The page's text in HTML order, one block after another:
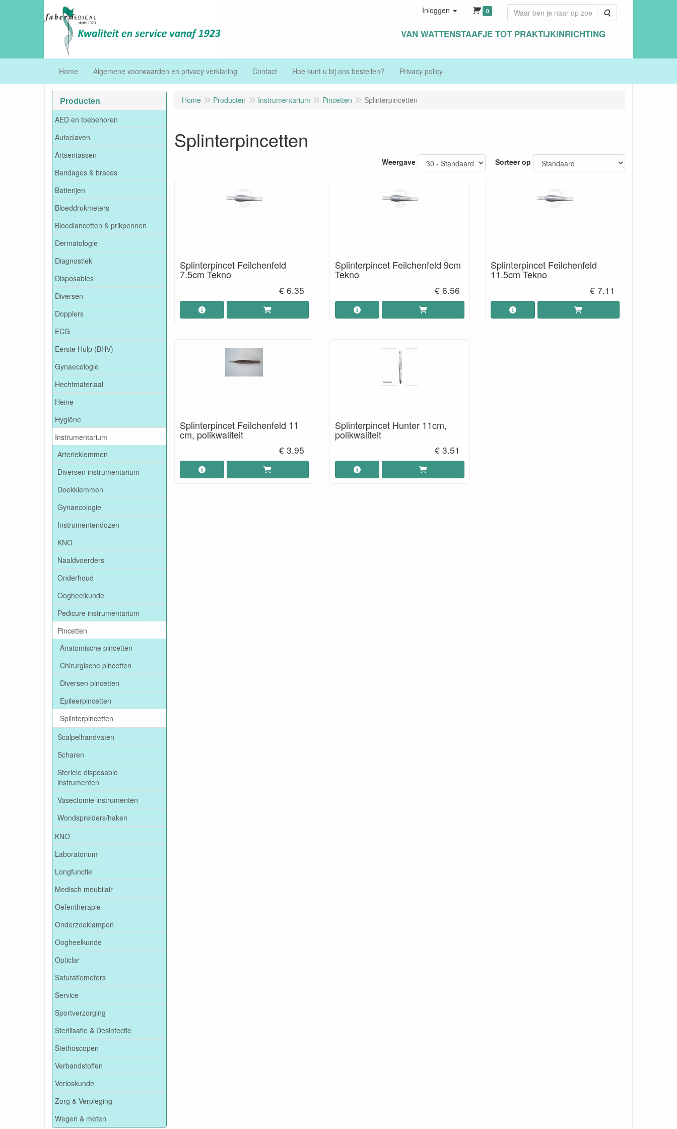
VAN WATTENSTAAFJE TOT PRAKTIJKINRICHTING
Inloggen 0 Zoeken
Home Algemene voorwaarden en privacy verklaring Contact Hoe kunt u bij ons bestellen? Privacy policy
Producten
AED en toebehoren
Autoclaven
Artsentassen
Bandages & braces
Batterijen
Bloeddrukmeters
Bloedlancetten & prikpennen
Dermatologie
Diagnostiek
Disposables
Diversen
Dopplers
ECG
Eerste Hulp (BHV)
Gynaecologie
Hechtmateriaal
Heine
Hygiëne
Instrumentarium
Arterieklemmen
Diversen instrumentarium
Doekklemmen
Gynaecologie
Instrumentendozen
KNO
Naaldvoerders
Onderhoud
Oogheelkunde
Pedicure instrumentarium
Pincetten
Anatomische pincetten
Chirurgische pincetten
Diversen pincetten
Epileerpincetten
Splinterpincetten
Scalpelhandvaten
Scharen
Steriele disposable
instrumenten
Vasectomie instrumenten
Wondspreiders/haken
KNO
Laboratorium
Longfunctie
Medisch meubilair
Oefentherapie
Onderzoeklampen
Oogheelkunde
Opticlar
Saturatiemeters
Service
Sportverzorging
Sterilisatie & Desinfectie
Stethoscopen
Verbandstoffen
Verloskunde
Zorg & Verpleging
Wegen & meten
Home Producten Instrumentarium Pincetten Splinterpincetten
Splinterpincetten
Weergave Sorteer op
Splinterpincet Feilchenfeld
7.5cm Tekno
€ 6.35
Splinterpincet Feilchenfeld 9cm
Tekno
€ 6.56
Splinterpincet Feilchenfeld
11.5cm Tekno
€ 7.11
Splinterpincet Feilchenfeld 11
cm, polikwaliteit
€ 3.95
Splinterpincet Hunter 11cm,
polikwaliteit
€ 3.51